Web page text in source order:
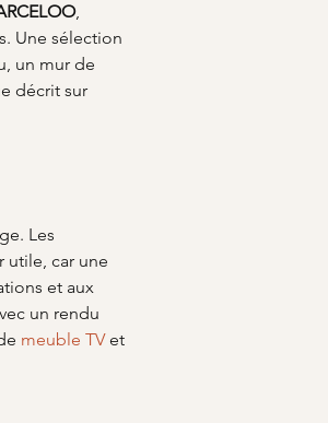
,
Une sélection
un mur de
décrit sur
Les
utile, car une
et aux
un rendu
meuble TV et